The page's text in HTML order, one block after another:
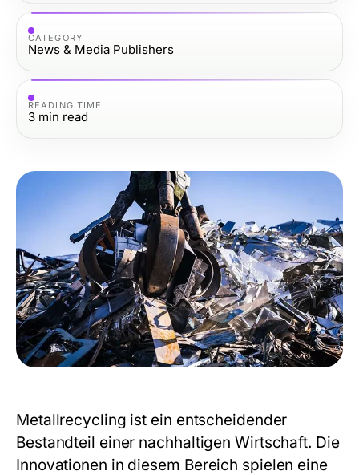
CATEGORY
News & Media Publishers
READING TIME
3 min read
Metallrecycling ist ein entscheidender
Bestandteil einer nachhaltigen Wirtschaft. Die
Innovationen in diesem Bereich spielen eine